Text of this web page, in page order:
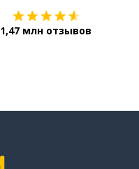
1,47 млн отзывов